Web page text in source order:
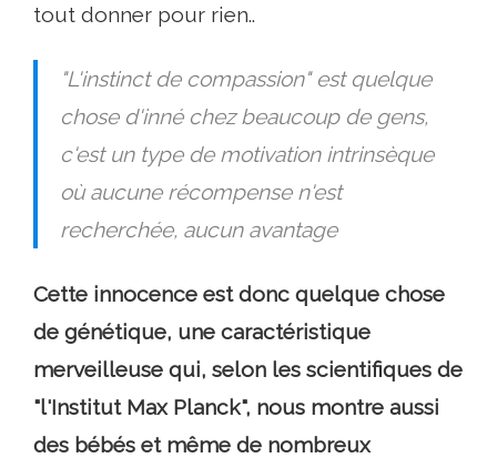
tout donner pour rien..
"L'instinct de compassion" est quelque
chose d'inné chez beaucoup de gens,
c'est un type de motivation intrinsèque
où aucune récompense n'est
recherchée, aucun avantage
Cette innocence est donc quelque chose
de génétique, une caractéristique
merveilleuse qui, selon les scientifiques de
"l'Institut Max Planck", nous montre aussi
des bébés et même de nombreux